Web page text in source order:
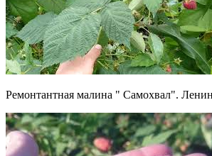
Ремонтантная малина " Самохвал".